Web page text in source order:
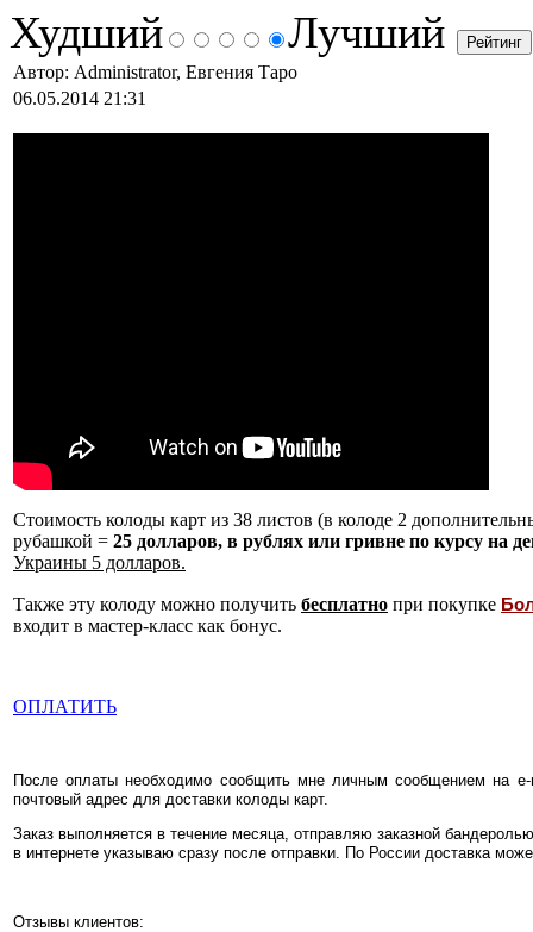
Худший
Лучший
Автор: Administrator, Евгения Таро
06.05.2014 21:31
Стоимость колоды карт из 38 листов (в колоде 2
рубашкой = 25 долларов, в рублях или гривне по курсу на
Украины 5 долларов.
Также эту колоду можно получить бесплатно при покупке
входит в мастер-класс как бонус.
ОПЛАТИТЬ
После оплаты необходимо сообщить мне личным сообщением на
почтовый адрес для доставки колоды карт.
Заказ выполняется в течение месяца, отправляю заказной
в интернете указываю сразу после отправки. По России доставка
Отзывы клиентов: